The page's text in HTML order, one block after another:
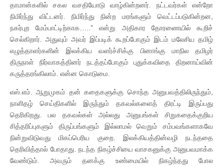
தாமான்களில் சகல வசதியோடு வாழ்கின்றனர். நட்டவர்கள் என்றோ
நிமிர்ந்து விட்டனர். நிமிர்ந்து நின்ற மரங்களும் வெட்டப்படுகின்றன,
நகர்புற மேம்பாட்டிற்காக…..” என்று அதிகார தோரணையில் கூறிச்
செல்கிறார். அதுவும் அவர் இப்படிக் கூறப்போகும் இடம் மலேசிய தமிழ்
எழுத்தாளர்களின் இலக்கிய வளர்ச்சிக்கு பினாங்கு மாநில தமிழர்
திருநாள் நிர்வாகத்தினர் நடத்தப்போகும் புதுக்கவிதை திறனாய்வின்
கருத்தரங்கிலாம். என்ன கொடுமை.
எஸ்.எம். ஆறுமுகம் தன் கதைகளுக்கு சொந்த அனுபவத்திலிருந்தும்,
நாளிதழ் செய்திகளில் இருந்தும் தகவல்களைத் திரட்டி இருப்பது
தெரிகிறது. பல தகவல்கள் அல்லது அனுபங்கள் சிறுகதைக்குறிய
சித்தரிப்புகளும் திருப்பங்களும் இல்லாமல் வெறும் சம்பவங்களாகவே
நின்றுவிடுவது மிகப்பெரிய குறை. இலக்கியத்தின்வழி நடந்ததை
தெரிவித்தால் போதாது. நடந்த நிகழ்ச்சியை வாசகனுக்கு அனுபவமாக்க
வேண்டும். அவரும் தனக்கு உண்மையில் நிகழ்ந்தது போல